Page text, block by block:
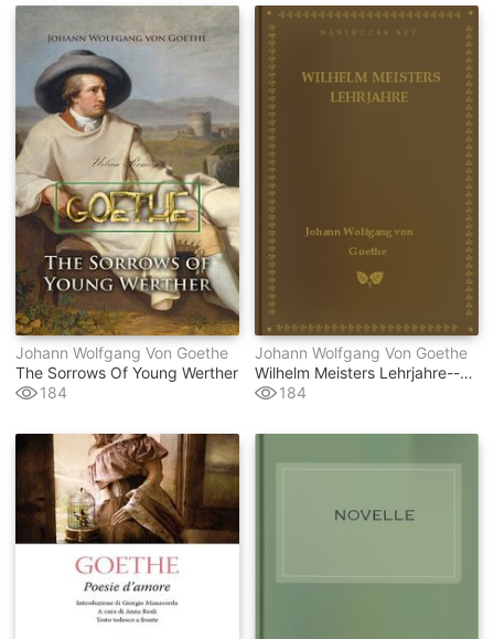
Johann Wolfgang Von Goethe
The Sorrows Of Young Werther
184
Johann Wolfgang Von Goethe
Wilhelm Meisters Lehrjahre--buch 3
184